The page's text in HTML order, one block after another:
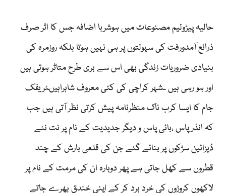
حالیہ پیڑولیم مصنوعات میں ہوشربا اضافہ جس کا اثر صرف
ذرائع آمدورفت کی سہولتوں پر ہی نہیں ہوتا بلکہ روزمرہ کی
بنیادی ضروریات زندگی بھی اس سے بری طرح متاثر ہوتی ہیں
اور ہو رہی ہیں ۔شہر کراچی کی کئی معروف شاہراہیںٹریفک
جام کا ایسا کرب ناک منظرنامہ پیش کرتی نظر آتی ہیں جب
کہ انڈر پاس ،بائی پاس و دیگر جدیدیت کے نام پر نت نئے
ڈیزائین سڑکوں پر بنائے گئے جن کی قلعی بارش کے چند
قطروں سے کھل جاتی ہے پھر دوبارہ ان کی مرمت کے نام پر
لاکھوں کروڑوں کی خرد برد کر کے اپنی خندق بھرے جاتے